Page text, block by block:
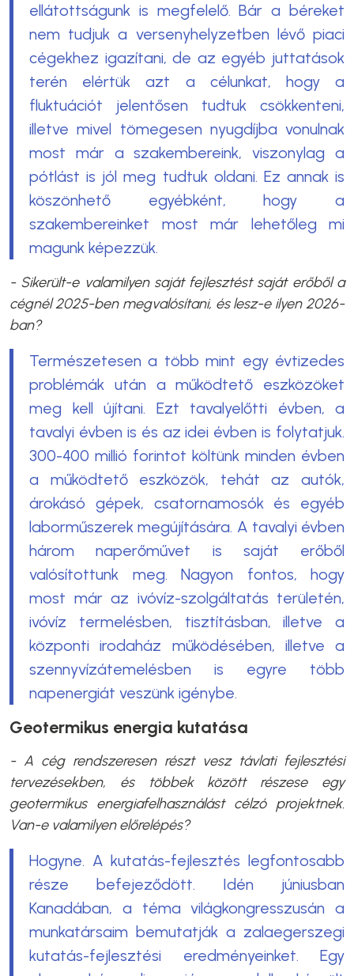
ellátottságunk is megfelelő. Bár a béreket
nem tudjuk a versenyhelyzetben lévő piaci
cégekhez igazítani, de az egyéb juttatások
terén elértük azt a célunkat, hogy a
fluktuációt jelentősen tudtuk csökkenteni,
illetve mivel tömegesen nyugdíjba vonulnak
most már a szakembereink, viszonylag a
pótlást is jól meg tudtuk oldani. Ez annak is
köszönhető egyébként, hogy a
szakembereinket most már lehetőleg mi
magunk képezzük.
- Sikerült-e valamilyen saját fejlesztést saját erőből a
cégnél 2025-ben megvalósítani, és lesz-e ilyen 2026-
ban?
Természetesen a több mint egy évtizedes
problémák után a működtető eszközöket
meg kell újítani. Ezt tavalyelőtti évben, a
tavalyi évben is és az idei évben is folytatjuk.
300-400 millió forintot költünk minden évben
a működtető eszközök, tehát az autók,
árokásó gépek, csatornamosók és egyéb
laborműszerek megújítására. A tavalyi évben
három naperőművet is saját erőből
valósítottunk meg. Nagyon fontos, hogy
most már az ivóvíz-szolgáltatás területén,
ivóvíz termelésben, tisztításban, illetve a
központi irodaház működésében, illetve a
szennyvízátemelésben is egyre több
napenergiát veszünk igénybe.
Geotermikus energia kutatása
- A cég rendszeresen részt vesz távlati fejlesztési
tervezésekben, és többek között részese egy
geotermikus energiafelhasználást célzó projektnek.
Van-e valamilyen előrelépés?
Hogyne. A kutatás-fejlesztés legfontosabb
része befejeződött. Idén júniusban
Kanadában, a téma világkongresszusán a
munkatársaim bemutatják a zalaegerszegi
kutatás-fejlesztési eredményeinket. Egy